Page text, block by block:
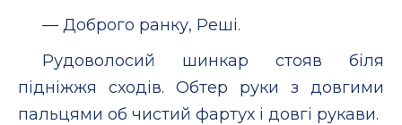
— Доброго ранку, Реші.
Рудоволосий шинкар стояв біля
підніжжя сходів. Обтер руки з довгими
пальцями об чистий фартух і довгі рукави.